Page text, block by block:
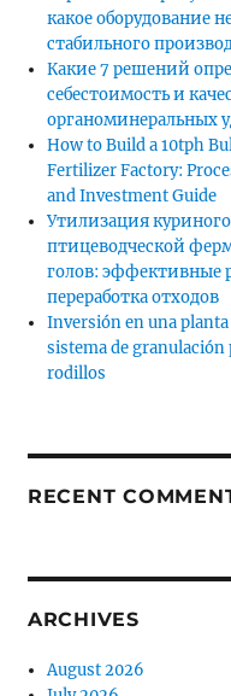
какое оборудование
стабильного
Какие 7 решений
себестоимость и
органоминеральных
How to Build a 10tph
Fertilizer Factory:
and Investment Guide
Утилизация
птицеводческой
голов: эффективные
переработка отходов
Inversión en una
sistema de
rodillos
RECENT
ARCHIVES
August 2026